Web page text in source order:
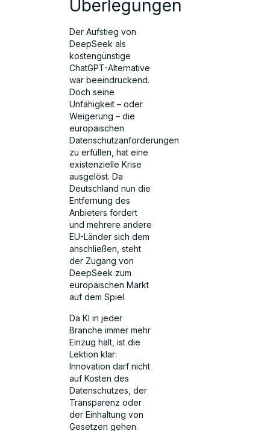
Überlegungen
Der Aufstieg von
DeepSeek als
kostengünstige
ChatGPT-Alternative
war beeindruckend.
Doch seine
Unfähigkeit – oder
Weigerung – die
europäischen
Datenschutzanforderungen
zu erfüllen, hat eine
existenzielle Krise
ausgelöst. Da
Deutschland nun die
Entfernung des
Anbieters fordert
und mehrere andere
EU-Länder sich dem
anschließen, steht
der Zugang von
DeepSeek zum
europäischen Markt
auf dem Spiel.
Da KI in jeder
Branche immer mehr
Einzug hält, ist die
Lektion klar:
Innovation darf nicht
auf Kosten des
Datenschutzes, der
Transparenz oder
der Einhaltung von
Gesetzen gehen.